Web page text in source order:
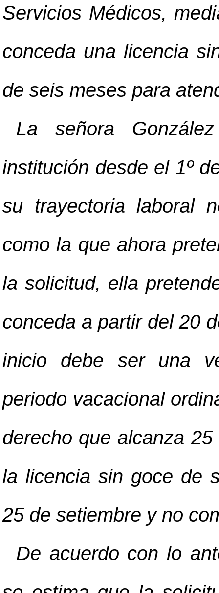
Servicios Médicos,
conceda una licencia
de seis meses para
La señora
institución desde el 1º
su trayectoria laboral
como la que ahora
la solicitud, ella
conceda a partir del 20
inicio debe ser una
periodo vacacional
derecho que alcanza
la licencia sin goce de
25 de setiembre y no
De acuerdo con lo